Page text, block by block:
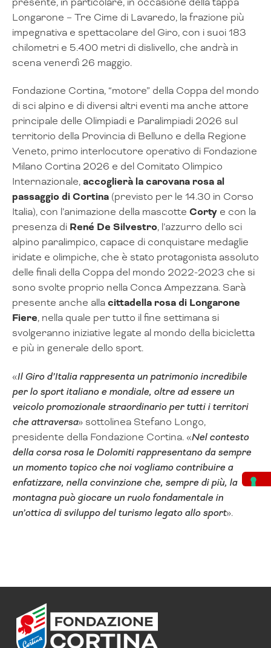
Longarone – Tre Cime di Lavaredo, la frazione più
impegnativa e spettacolare del Giro, con i suoi 183
chilometri e 5.400 metri di dislivello, che andrà in
scena venerdì 26 maggio.
Fondazione Cortina, “motore” della Coppa del mondo
di sci alpino e di diversi altri eventi ma anche attore
principale delle Olimpiadi e Paralimpiadi 2026 sul
territorio della Provincia di Belluno e della Regione
Veneto, primo interlocutore operativo di Fondazione
Milano Cortina 2026 e del Comitato Olimpico
Internazionale,accoglierà la carovana rosa al
passaggio di Cortina (previsto per le 14.30 in Corso
Italia), con l’animazione della mascotte Corty e con la
presenza di René De Silvestro, l’azzurro dello sci
alpino paralimpico, capace di conquistare medaglie
iridate e olimpiche, che è stato protagonista assoluto
delle finali della Coppa del mondo 2022-2023 che si
sono svolte proprio nella Conca Ampezzana. Sarà
presente anche allacittadella rosa di Longarone
Fiere, nella quale per tutto il fine settimana si
svolgeranno iniziative legate al mondo della bicicletta
e più in generale dello sport.
«Il Giro d’Italia rappresenta un patrimonio incredibile
per lo sport italiano e mondiale, oltre ad essere un
veicolo promozionale straordinario per tutti i territori
che attraversa» sottolinea Stefano Longo,
presidente della Fondazione Cortina. «Nel contesto
della corsa rosa le Dolomiti rappresentano da sempre
un momento topico che noi vogliamo contribuire a
enfatizzare, nella convinzione che, sempre di più, la
montagna può giocare un ruolo fondamentale in
un’ottica di sviluppo del turismo legato allo sport».